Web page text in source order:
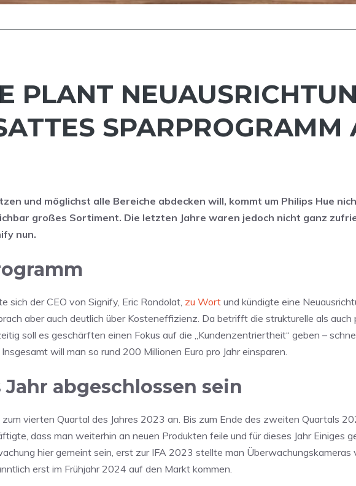
PLANT
SPARPROGRAMM
und möglichst alle Bereiche abdecken will, kommt um Philips Hue
großes Sortiment. Die letzten Jahre waren jedoch nicht ganz
nun.
sich der CEO von Signify, Eric Rondolat, zu Wort und kündigte eine
aber auch deutlich über Kosteneffizienz. Da betrifft die strukturelle als auch
soll es geschärften einen Fokus auf die „Kundenzentriertheit“ geben –
will man so rund 200 Millionen Euro pro Jahr einsparen.
abgeschlossen sein
vierten Quartal des Jahres 2023 an. Bis zum Ende des zweiten Quartals
dass man weiterhin an neuen Produkten feile und für dieses Jahr Einiges
hier gemeint sein, erst zur IFA 2023 stellte man Überwachungskameras
erst im Frühjahr 2024 auf den Markt kommen.